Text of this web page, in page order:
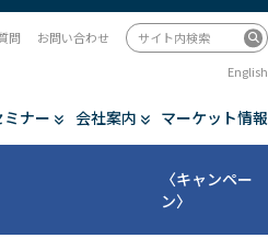
ミナー 会社案内 マーケット情報
問
お問い合わせ
English
〈キャンペー
ン〉